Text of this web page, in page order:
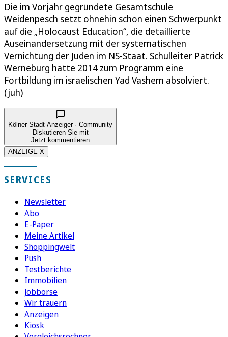
Die im Vorjahr gegründete Gesamtschule
Weidenpesch setzt ohnehin schon einen Schwerpunkt
auf die „Holocaust Education“, die detaillierte
Auseinandersetzung mit der systematischen
Vernichtung der Juden im NS-Staat. Schulleiter Patrick
Werneburg hatte 2014 zum Programm eine
Fortbildung im israelischen Yad Vashem absolviert.
(juh)
Kölner Stadt-Anzeiger · Community
Diskutieren Sie mit
Jetzt kommentieren
ANZEIGE X
SERVICES
Newsletter
Abo
E-Paper
Meine Artikel
Shoppingwelt
Push
Testberichte
Immobilien
Jobbörse
Wir trauern
Anzeigen
Kiosk